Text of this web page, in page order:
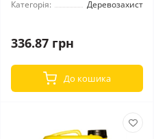
Категорія:
Деревозахист
336.87 грн
До кошика